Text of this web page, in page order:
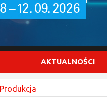
AKTUALNOŚCI
Produkcja